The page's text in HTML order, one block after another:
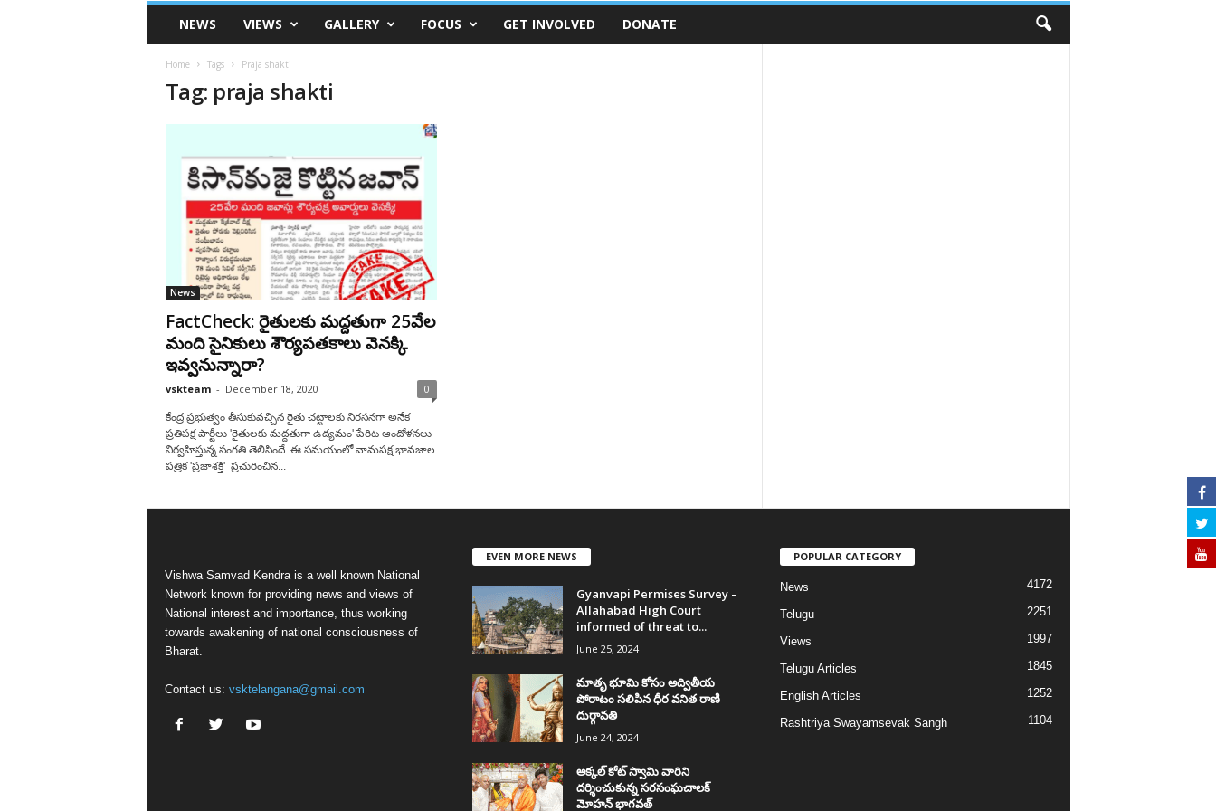
VSK
TelanganaNEWS VIEWS GALLERY FOCUS GET INVOLVED DONATE
Home Tags Praja shakti
Tag: praja shakti
News
FactCheck: రైతులకు మద్దతుగా 25వేల
మంది సైనికులు శౌర్యపతకాలు వెనక్కి
ఇవ్వనున్నారా?
vskteam - December 18, 2020 0
కేంద్ర ప్రభుత్వం తీసుకువచ్చిన రైతు చట్టాలకు నిరసనగా అనేక
ప్రతిపక్ష పార్టీలు 'రైతులకు మద్దతుగా ఉద్యమం' పేరిట ఆందోళనలు
నిర్వహిస్తున్న సంగతి తెలిసిందే. ఈ సమయంలో వామపక్ష భావజాల
పత్రిక 'ప్రజాశక్తి' ప్రచురించిన...
Vishwa Samvad Kendra is a well known National
Network known for providing news and views of
National interest and importance, thus working
towards awakening of national consciousness of
Bharat.
Contact us: vsktelangana@gmail.com
EVEN MORE NEWS
Gyanvapi Permises Survey –
Allahabad High Court
informed of threat to...
June 25, 2024
మాతృ భూమి కోసం అద్వితీయ
పోరాటం సలిపిన ధీర వనిత రాణి
దుర్గావతి
June 24, 2024
అక్కల్‌ కోట్‌ స్వామి వారిని
దర్శించుకున్న సరసంఘచాలక్
మోహన్ భాగవత్
POPULAR CATEGORY
News 4172
Telugu 2251
Views 1997
Telugu Articles 1845
English Articles 1252
Rashtriya Swayamsevak Sangh 1104